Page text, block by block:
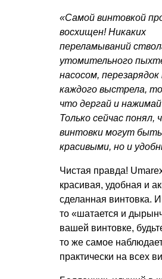
«Самой винтовкой
восхищен! Никаких
переламываний
утомительного
насосом, перезарядок
каждого выстрела,
что дергай и
Только сейчас понял,
винтовки могут
красивыми, но и
Чистая правда!
красивая, удобная и
сделанная винтовка.
то «шатается и
вашей винтовке,
то же самое
практически на всех